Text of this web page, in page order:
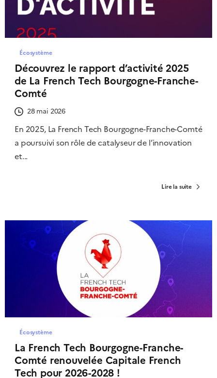
Écosystème
Découvrez le rapport d’activité 2025
de La French Tech Bourgogne-Franche-
Comté
28 mai 2026
En 2025, La French Tech Bourgogne-Franche-Comté
a poursuivi son rôle de catalyseur de l’innovation
et...
Lire la suite
Écosystème
La French Tech Bourgogne-Franche-
Comté renouvelée Capitale French
Tech pour 2026-2028 !